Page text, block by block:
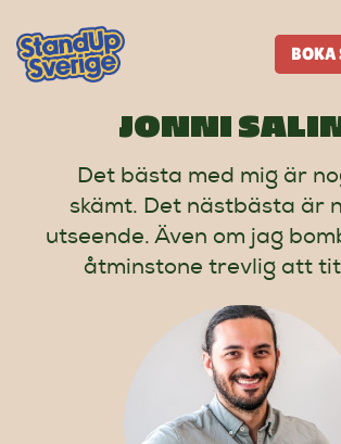
to
content
BOKA
Standup-butik
Komiker
Lineup
Tidigare lineup
JONNI
Det bästa med mig är
skämt. Det nästbästa är
utseende. Även om jag
åtminstone trevlig att